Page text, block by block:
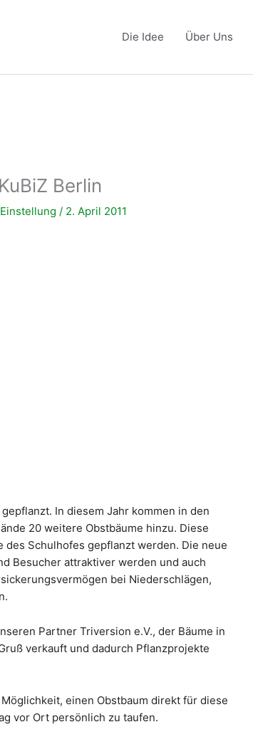
Die Idee Über Uns
Berlin
/ 2. April 2011
In diesem Jahr kommen in den
20 weitere Obstbäume hinzu. Diese
Schulhofes gepflanzt werden. Die neue
Besucher attraktiver werden und auch
bei Niederschlägen,
Partner Triversion e.V., der Bäume in
verkauft und dadurch Pflanzprojekte
einen Obstbaum direkt für diese
vor Ort persönlich zu taufen.